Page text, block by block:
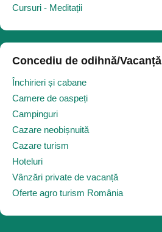
Cursuri - Meditații
Concediu de odihnă/Vacanță
Închirieri și cabane
Camere de oaspeți
Campinguri
Cazare neobișnuită
Cazare turism
Hoteluri
Vânzări private de vacanță
Oferte agro turism România